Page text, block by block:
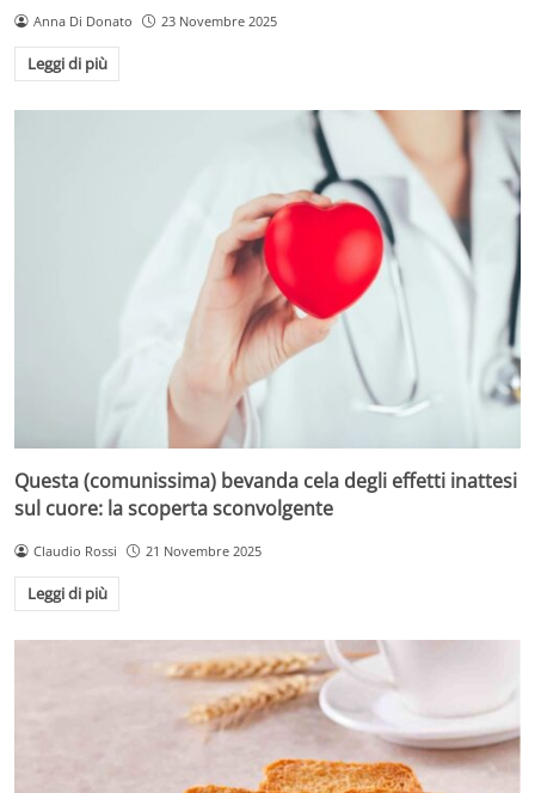
Anna Di Donato 23 Novembre 2025
Leggi di più
Questa (comunissima) bevanda cela degli effetti inattesi
sul cuore: la scoperta sconvolgente
Claudio Rossi 21 Novembre 2025
Leggi di più